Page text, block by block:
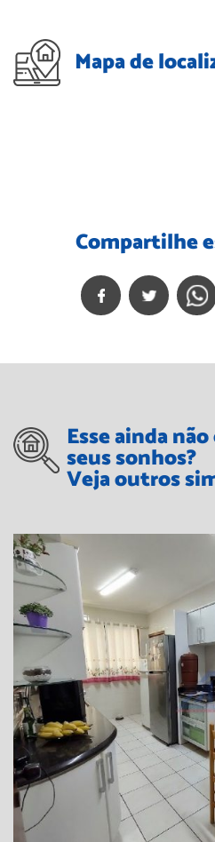
Mapa de
Compartilhe
Esse ainda
seus sonhos?
Veja outros